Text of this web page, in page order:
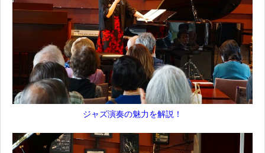
ジャズ演奏の魅力を解説！